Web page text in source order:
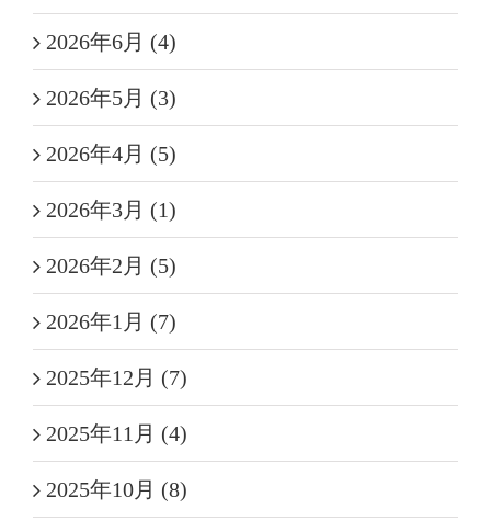
2026年6月 (4)
2026年5月 (3)
2026年4月 (5)
2026年3月 (1)
2026年2月 (5)
2026年1月 (7)
2025年12月 (7)
2025年11月 (4)
2025年10月 (8)